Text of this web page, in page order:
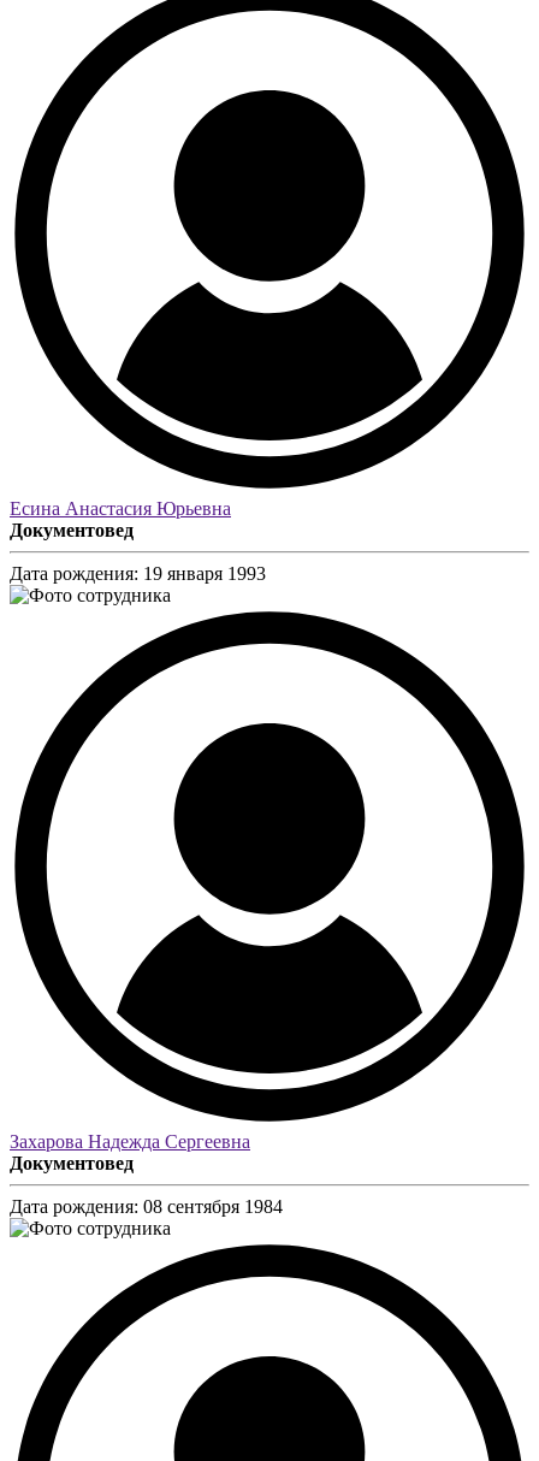
Есина Анастасия Юрьевна
Документовед
Дата рождения: 19 января 1993
Захарова Надежда Сергеевна
Документовед
Дата рождения: 08 сентября 1984